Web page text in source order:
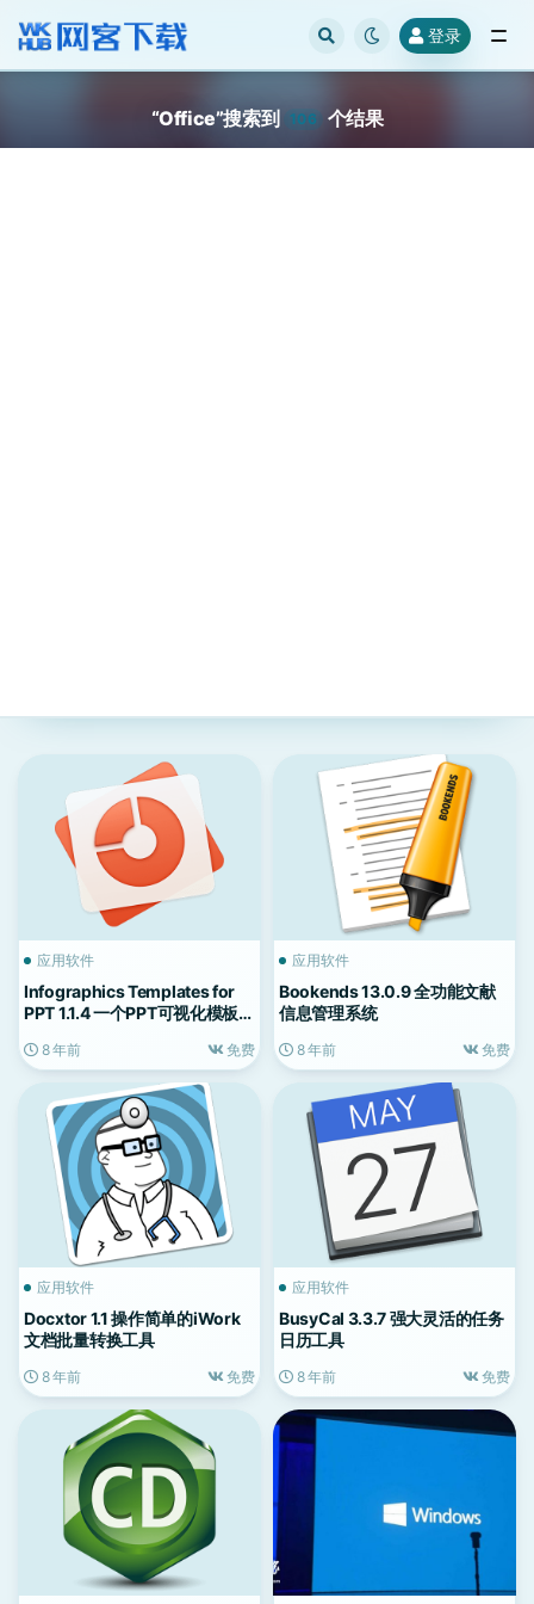
登录
“Office”搜索到 106 个结果
应用软件
Infographics Templates for
PPT 1.1.4 一个PPT可视化模板工
8 年前 免费
应用软件
Bookends 13.0.9 全功能文献
信息管理系统
8 年前 免费
应用软件
Docxtor 1.1 操作简单的iWork
文档批量转换工具
8 年前 免费
应用软件
BusyCal 3.3.7 强大灵活的任务
日历工具
8 年前 免费
全部